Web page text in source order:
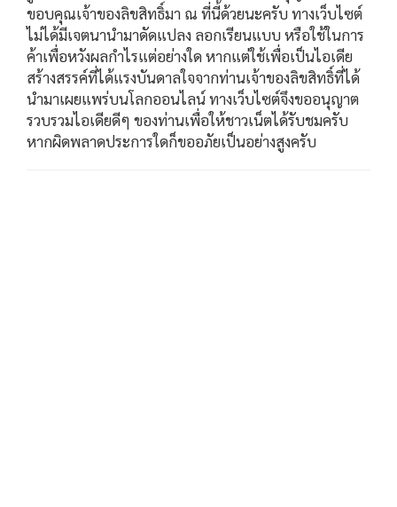
ขอบคุณเจ้าของลิขสิทธิ์มา ณ ที่นี้ด้วยนะครับ ทางเว็บไซต์
ไม่ได้มีเจตนานำมาดัดแปลง ลอกเรียนแบบ หรือใช้ในการ
ค้าเพื่อหวังผลกำไรแต่อย่างใด หากแต่ใช้เพื่อเป็นไอเดีย
สร้างสรรค์ที่ได้แรงบันดาลใจจากท่านเจ้าของลิขสิทธิ์ที่ได้
นำมาเผยแพร่บนโลกออนไลน์ ทางเว็บไซต์จึงขออนุญาต
รวบรวมไอเดียดีๆ ของท่านเพื่อให้ชาวเน็ตได้รับชมครับ
หากผิดพลาดประการใดก็ขออภัยเป็นอย่างสูงครับ